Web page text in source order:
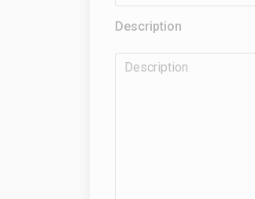
Description
Description